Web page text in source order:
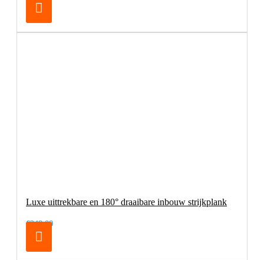
Luxe uittrekbare en 180° draaibare inbouw strijkplank
€249,00